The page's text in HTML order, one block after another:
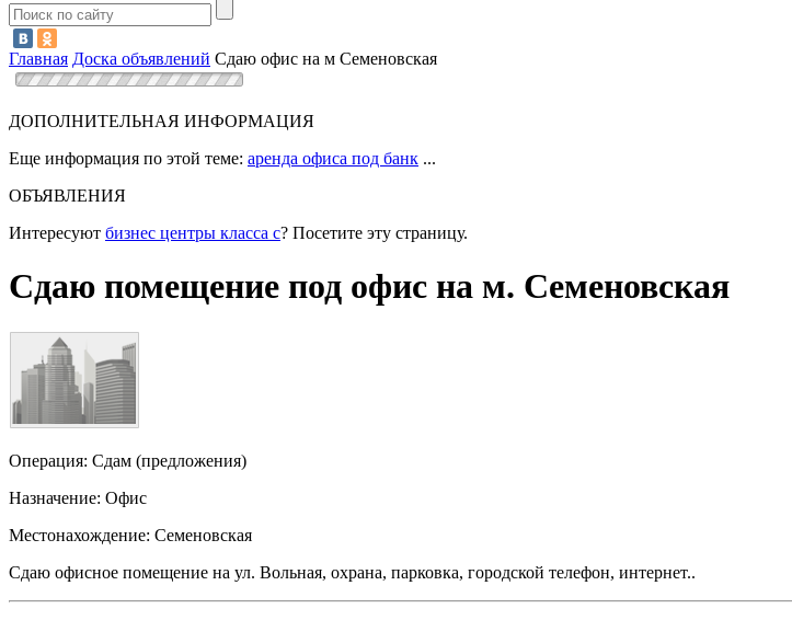
Главная Доска объявлений Сдаю офис на м Семеновская
ДОПОЛНИТЕЛЬНАЯ ИНФОРМАЦИЯ
Еще информация по этой теме: аренда офиса под банк ...
ОБЪЯВЛЕНИЯ
Интересуют бизнес центры класса с? Посетите эту страницу.
Сдаю помещение под офис на м. Семеновская
Операция: Сдам (предложения)
Назначение: Офис
Местонахождение: Семеновская
Сдаю офисное помещение на ул. Вольная, охрана, парковка, городской телефон, интернет..